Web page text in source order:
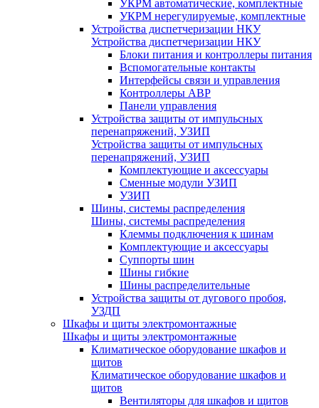
УКРМ автоматические, комплектные
УКРМ нерегулируемые, комплектные
Устройства диспетчеризации НКУ
Устройства диспетчеризации НКУ
Блоки питания и контроллеры питания
Вспомогательные контакты
Интерфейсы связи и управления
Контроллеры АВР
Панели управления
Устройства защиты от импульсных
перенапряжений, УЗИП
Устройства защиты от импульсных
перенапряжений, УЗИП
Комплектующие и аксессуары
Сменные модули УЗИП
УЗИП
Шины, системы распределения
Шины, системы распределения
Клеммы подключения к шинам
Комплектующие и аксессуары
Суппорты шин
Шины гибкие
Шины распределительные
Устройства защиты от дугового пробоя,
УЗДП
Шкафы и щиты электромонтажные
Шкафы и щиты электромонтажные
Климатическое оборудование шкафов и
щитов
Климатическое оборудование шкафов и
щитов
Вентиляторы для шкафов и щитов